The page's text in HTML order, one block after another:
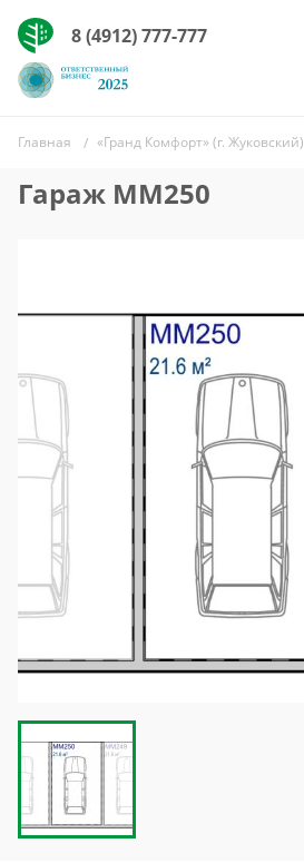
8 (4912) 777-777
Главная «Гранд Комфорт» (г. Жуковский)
Гараж ММ250